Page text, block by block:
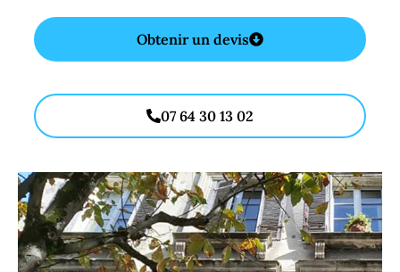
Obtenir un devis
07 64 30 13 02